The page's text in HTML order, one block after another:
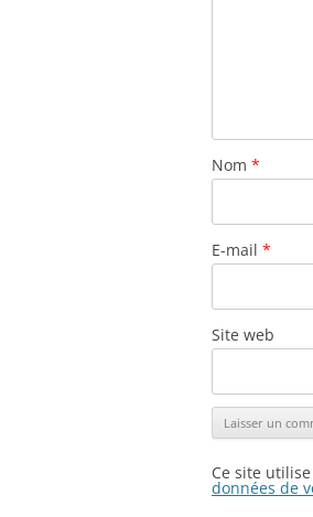
Nom *
E-mail *
Site web
Ce site
données de